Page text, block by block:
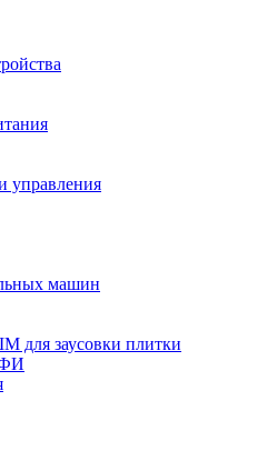
управления
машин
для заусовки плитки